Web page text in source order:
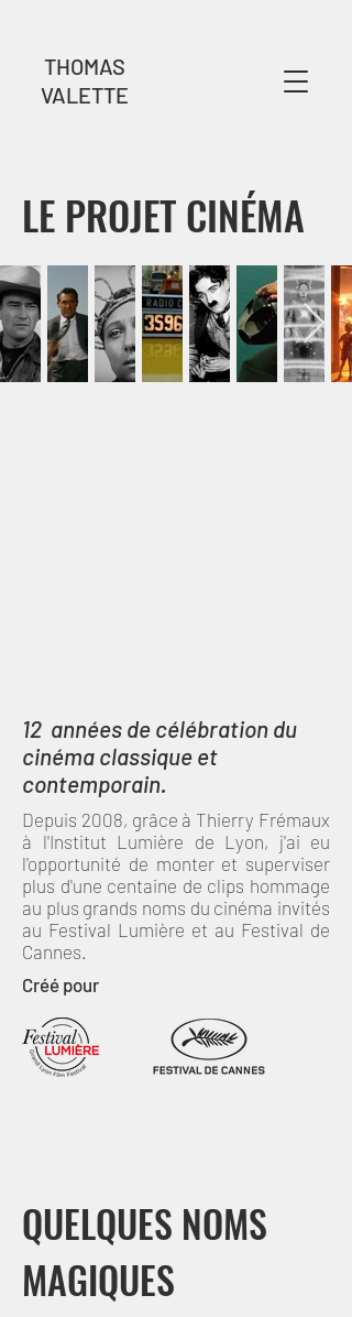
THOMAS
VALETTE
LE PROJET CINÉMA
12 années de célébration du
cinéma classique et
contemporain.
Depuis 2008, grâce à Thierry Frémaux
à l'Institut Lumière de Lyon, j'ai eu
l'opportunité de monter et superviser
plus d'une centaine de clips hommage
au plus grands noms du cinéma invités
au Festival Lumière et au Festival de
Cannes.
Créé pour
QUELQUES NOMS
MAGIQUES